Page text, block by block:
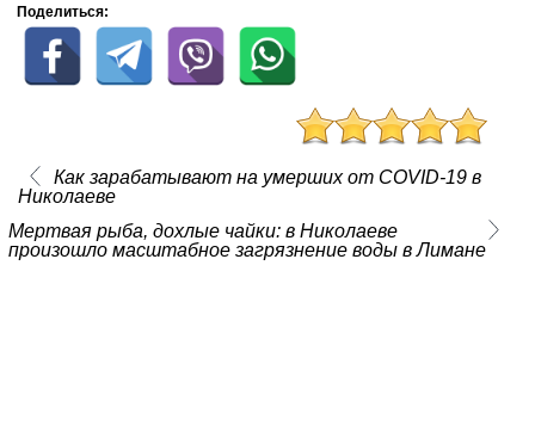
Поделиться:
Как зарабатывают на умерших от COVID-19 в
Николаеве
Мертвая рыба, дохлые чайки: в Николаеве
произошло масштабное загрязнение воды в Лимане